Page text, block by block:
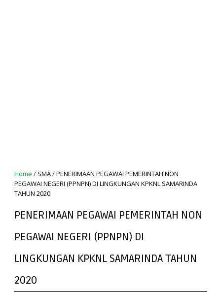
Home / SMA/PENERIMAAN PEGAWAI PEMERINTAH NON
PEGAWAI NEGERI (PPNPN) DI LINGKUNGAN KPKNL SAMARINDA
TAHUN 2020
PENERIMAAN PEGAWAI PEMERINTAH NON
PEGAWAI NEGERI (PPNPN) DI
LINGKUNGAN KPKNL SAMARINDA TAHUN
2020